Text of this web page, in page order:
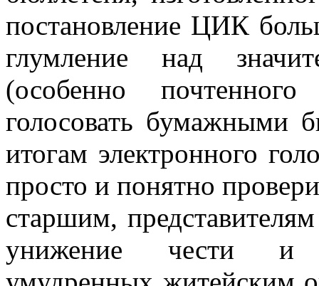
постановление ЦИК
глумление над
(особенно
голосовать бумажными
итогам электронного
просто и понятно
старшим,
унижение чести и